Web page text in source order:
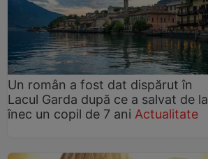
Un român a fost dat dispărut în
Lacul Garda după ce a salvat de la
înec un copil de 7 ani Actualitate